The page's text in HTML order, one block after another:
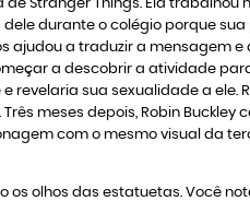
Stranger Things. Ela trabalhou
durante o colégio porque sua
ajudou a traduzir a mensagem
a descobrir a atividade
revelaria sua sexualidade a ele.
meses depois, Robin Buckley
com o mesmo visual da
os olhos das estatuetas. Você